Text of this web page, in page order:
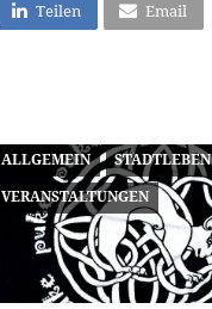
Teilen Email
ALLGEMEIN STADTLEBEN
VERANSTALTUNGEN